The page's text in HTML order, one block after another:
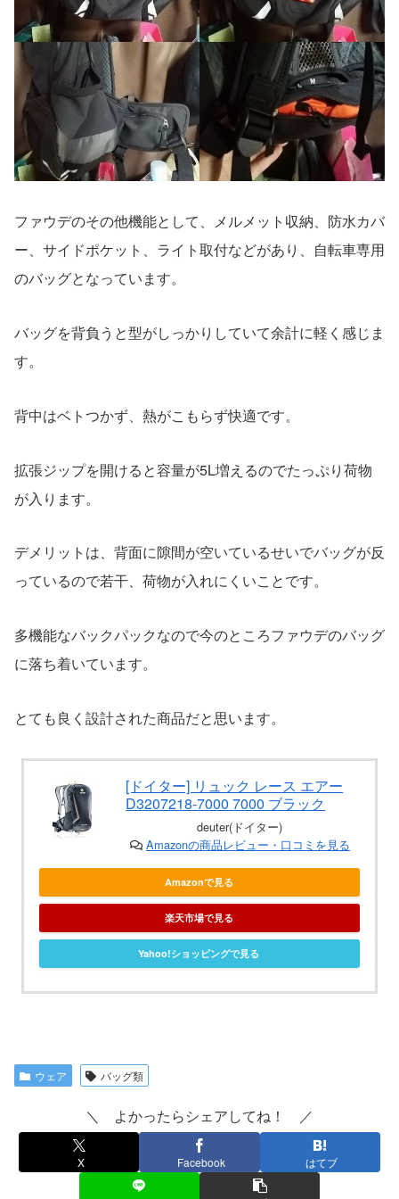
ファウデのその他機能として、メルメット収納、防水カバ
ー、サイドポケット、ライト取付などがあり、自転車専用
のバッグとなっています。
バッグを背負うと型がしっかりしていて余計に軽く感じま
す。
背中はベトつかず、熱がこもらず快適です。
拡張ジップを開けると容量が5L増えるのでたっぷり荷物
が入ります。
デメリットは、背面に隙間が空いているせいでバッグが反
っているので若干、荷物が入れにくいことです。
多機能なバックパックなので今のところファウデのバッグ
に落ち着いています。
とても良く設計された商品だと思います。
[ドイター] リュック レース エアー
D3207218-7000 7000 ブラック
deuter(ドイター)
Amazonの商品レビュー・口コミを見る
Amazonで見る
楽天市場で見る
Yahoo!ショッピングで見る
ウェア バッグ類
＼ よかったらシェアしてね！ ／
X Facebook はてブ